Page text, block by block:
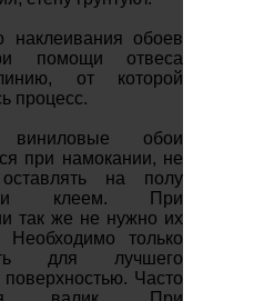
наклеивания обоев
помощи отвеса
от которой
процесс.
обои
при намокании, не
на полу
клеем. При
так же не нужно их
Необходимо только
для лучшего
Часто